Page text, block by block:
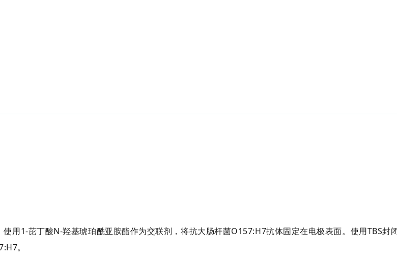
用1-芘丁酸N-羟基琥珀酰亚胺酯作为交联剂，将抗大肠杆菌O157:H7抗体固定在电极表面。使用TBS封
。